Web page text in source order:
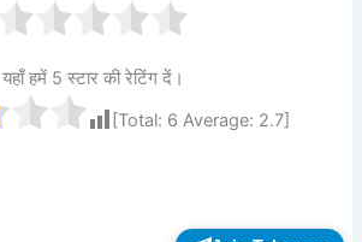
यहाँ हमें 5 स्टार की रेटिंग दें।
[Total: 6 Average: 2.7]